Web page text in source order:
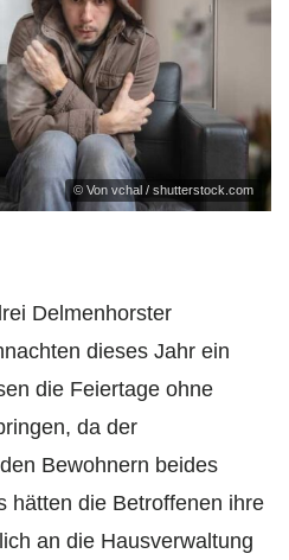
© Von vchal / shutterstock.com
Delmenhorster
dieses Jahr ein
die Feiertage ohne
da der
Bewohnern beides
hätten die Betroffenen ihre
an die Hausverwaltung